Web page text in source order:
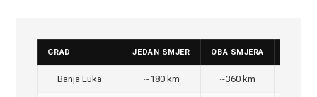
GRAD JEDAN SMJER OBA SMJERA
Banja Luka ~180 km ~360 km